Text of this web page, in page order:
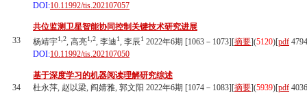
DOI:10.11992/tis.202107057
33
共位监测卫星智能协同控制关键技术研究进展
杨靖宇1,2, 高亮1,2, 李迪1, 李辰1 2022年6期 [1063－1073][摘要](5120)[pdf
DOI:10.11992/tis.202107050
34
基于深度学习的机器阅读理解研究综述
杜永萍, 赵以梁, 阎婧雅, 郭文阳 2022年6期 [1074－1083][摘要](5939)[pdf